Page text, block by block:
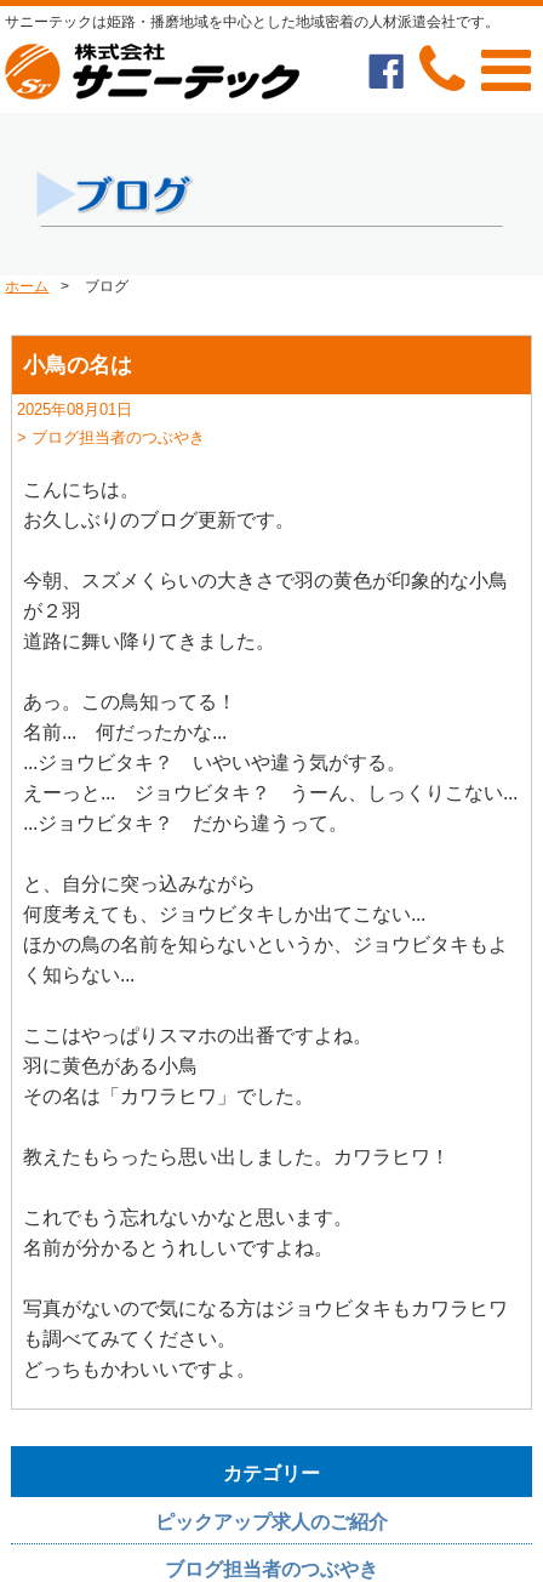
サニーテックは姫路・播磨地域を中心とした地域密着の人材派遣会社です。
ホーム > ブログ
小鳥の名は
2025年08月01日
> ブログ担当者のつぶやき
こんにちは。
お久しぶりのブログ更新です。
今朝、スズメくらいの大きさで羽の黄色が印象的な小鳥
が２羽
道路に舞い降りてきました。
あっ。この鳥知ってる！
名前... 何だったかな...
...ジョウビタキ？ いやいや違う気がする。
えーっと... ジョウビタキ？ うーん、しっくりこない...
...ジョウビタキ？ だから違うって。
と、自分に突っ込みながら
何度考えても、ジョウビタキしか出てこない...
ほかの鳥の名前を知らないというか、ジョウビタキもよ
く知らない...
ここはやっぱりスマホの出番ですよね。
羽に黄色がある小鳥
その名は「カワラヒワ」でした。
教えたもらったら思い出しました。カワラヒワ！
これでもう忘れないかなと思います。
名前が分かるとうれしいですよね。
写真がないので気になる方はジョウビタキもカワラヒワ
も調べてみてください。
どっちもかわいいですよ。
カテゴリー
ピックアップ求人のご紹介
ブログ担当者のつぶやき